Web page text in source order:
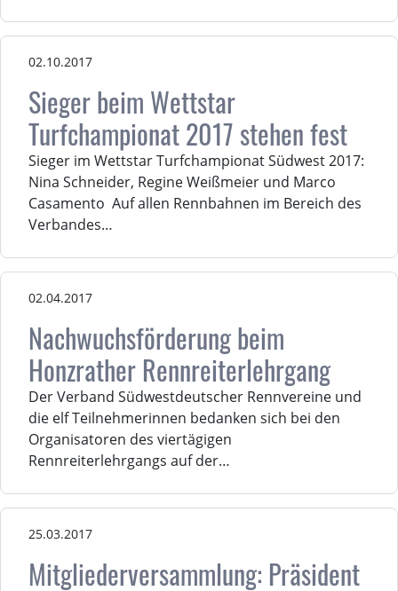
02.10.2017
Sieger beim Wettstar
Turfchampionat 2017 stehen fest
Sieger im Wettstar Turfchampionat Südwest 2017:
Nina Schneider, Regine Weißmeier und Marco
Casamento Auf allen Rennbahnen im Bereich des
Verbandes…
02.04.2017
Nachwuchsförderung beim
Honzrather Rennreiterlehrgang
Der Verband Südwestdeutscher Rennvereine und
die elf Teilnehmerinnen bedanken sich bei den
Organisatoren des viertägigen
Rennreiterlehrgangs auf der…
25.03.2017
Mitgliederversammlung: Präsident